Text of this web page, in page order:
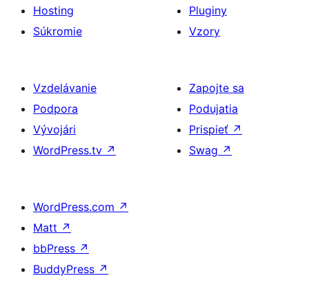
Hosting
Súkromie
Pluginy
Vzory
Vzdelávanie
Podpora
Vývojári
WordPress.tv ↗
Zapojte sa
Podujatia
Prispieť ↗
Swag ↗
WordPress.com ↗
Matt ↗
bbPress ↗
BuddyPress ↗